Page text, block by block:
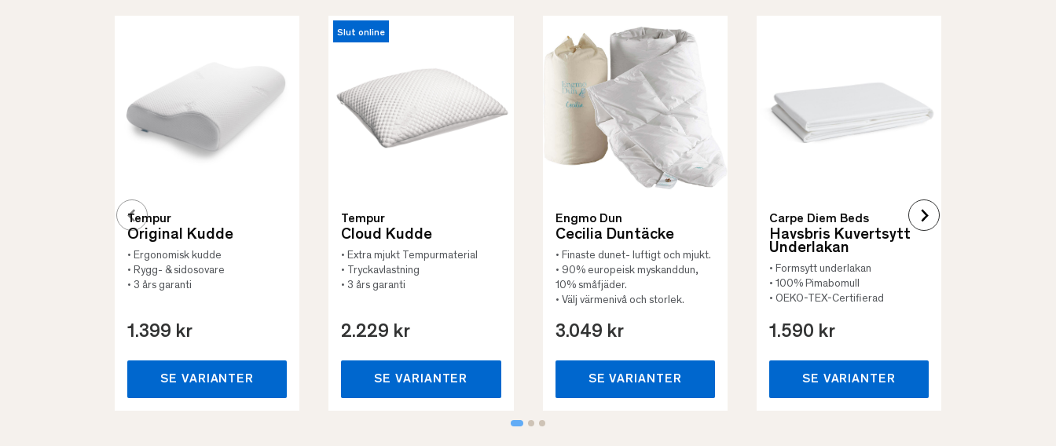
Tempur
Original Kudde
• Ergonomisk kudde
• Rygg- & sidosovare
• 3 års garanti
1.399 kr
SE VARIANTER
Slut online
Tempur
Cloud Kudde
• Extra mjukt Tempurmaterial
• Tryckavlastning
• 3 års garanti
2.229 kr
SE VARIANTER
Engmo Dun
Cecilia Duntäcke
• Finaste dunet- luftigt och mjukt.
• 90% europeisk myskanddun,
10% småfjäder.
• Välj värmenivå och storlek.
3.049 kr
SE VARIANTER
Carpe Diem Beds
Havsbris Kuvertsytt
Underlakan
• Formsytt underlakan
• 100% Pimabomull
• OEKO-TEX-Certifierad
1.590 kr
SE VARIANTER